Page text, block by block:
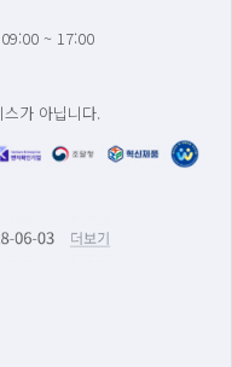
~ 17:00
가 아닙니다.